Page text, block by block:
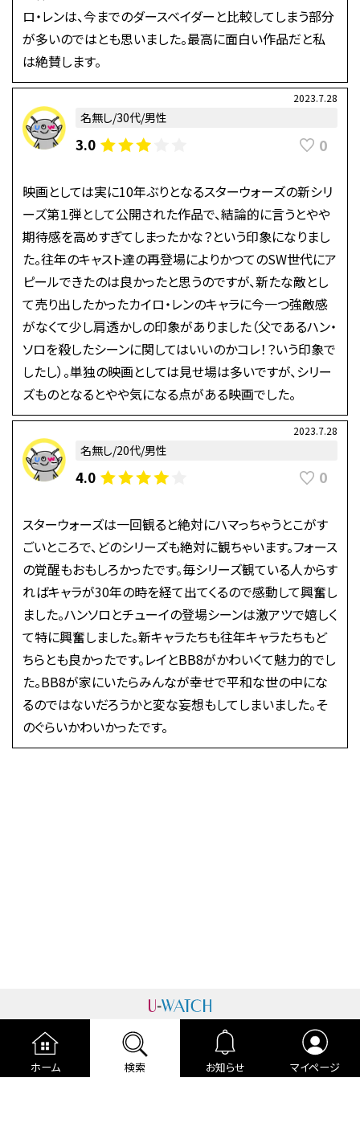
ホーム 検索 お知らせ マイページ
ロ・レンは、今までのダースベイダーと比較してしまう部分
が多いのではとも思いました。最高に面白い作品だと私
は絶賛します。
2023.7.28
名無し/30代/男性
3.0 0
映画としては実に10年ぶりとなるスターウォーズの新シリ
ーズ第１弾として公開された作品で、結論的に言うとやや
期待感を高めすぎてしまったかな？という印象になりまし
た。往年のキャスト達の再登場によりかつてのSW世代にア
ピールできたのは良かったと思うのですが、新たな敵とし
て売り出したかったカイロ・レンのキャラに今一つ強敵感
がなくて少し肩透かしの印象がありました（父であるハン・
ソロを殺したシーンに関してはいいのかコレ！？いう印象で
したし）。単独の映画としては見せ場は多いですが、シリー
ズものとなるとやや気になる点がある映画でした。
2023.7.28
名無し/20代/男性
4.0 0
スターウォーズは一回観ると絶対にハマっちゃうとこがす
ごいところで、どのシリーズも絶対に観ちゃいます。フォース
の覚醒もおもしろかったです。毎シリーズ観ている人からす
ればキャラが30年の時を経て出てくるので感動して興奮し
ました。ハンソロとチューイの登場シーンは激アツで嬉しく
て特に興奮しました。新キャラたちも往年キャラたちもど
ちらとも良かったです。レイとBB8がかわいくて魅力的でし
た。BB8が家にいたらみんなが幸せで平和な世の中にな
るのではないだろうかと変な妄想もしてしまいました。そ
のぐらいかわいかったです。
運営者情報 プライバシーポリシー
cookieポリシー
利用規約
ご利用ガイド 編集部より
広告掲載について